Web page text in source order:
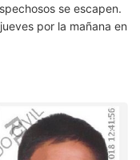
se escapen.
por la mañana en